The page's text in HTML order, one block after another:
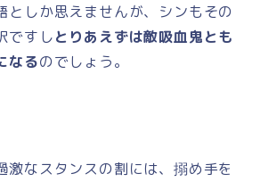
としか思えませんが、シンもその
ですしとりあえずは敵吸血鬼とも
なるのでしょう。
激なスタンスの割には、搦め手を